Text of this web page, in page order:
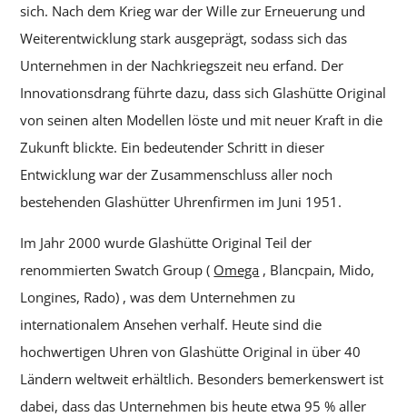
sich. Nach dem Krieg war der Wille zur Erneuerung und
Weiterentwicklung stark ausgeprägt, sodass sich das
Unternehmen in der Nachkriegszeit neu erfand. Der
Innovationsdrang führte dazu, dass sich Glashütte Original
von seinen alten Modellen löste und mit neuer Kraft in die
Zukunft blickte. Ein bedeutender Schritt in dieser
Entwicklung war der Zusammenschluss aller noch
bestehenden Glashütter Uhrenfirmen im Juni 1951.
Im Jahr 2000 wurde Glashütte Original Teil der
renommierten Swatch Group ( Omega , Blancpain, Mido,
Longines, Rado) , was dem Unternehmen zu
internationalem Ansehen verhalf. Heute sind die
hochwertigen Uhren von Glashütte Original in über 40
Ländern weltweit erhältlich. Besonders bemerkenswert ist
dabei, dass das Unternehmen bis heute etwa 95 % aller